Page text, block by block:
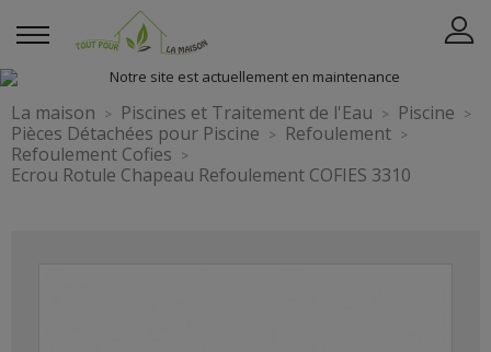
La maison Piscines et Traitement de l'Eau
Piscine
Pièces Détachées pour Piscine
Refoulement
Refoulement Cofies
Ecrou Rotule Chapeau Refoulement COFIES 3310